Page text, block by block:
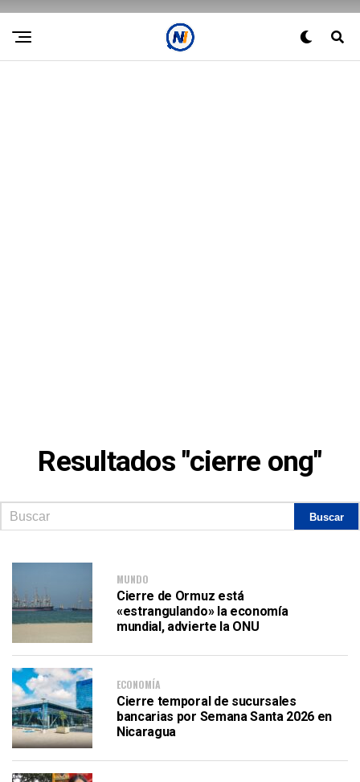
Resultados "cierre ong"
MUNDO
Cierre de Ormuz está
«estrangulando» la economía
mundial, advierte la ONU
ECONOMÍA
Cierre temporal de sucursales
bancarias por Semana Santa 2026 en
Nicaragua